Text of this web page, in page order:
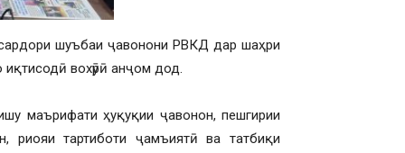
шуъбаи ҷавонони РВКД дар шаҳри
вохӯрӣ анҷом дод.
маърифати ҳуқуқии ҷавонон, пешгирии
риояи тартиботи ҷамъиятӣ ва татбиқи